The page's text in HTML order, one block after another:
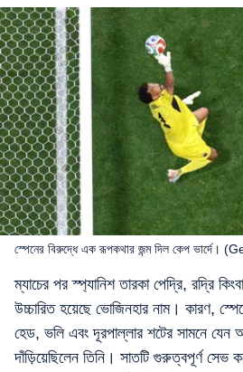
স্পেনের বিরুদ্ধে এক রূপকথার জন্ম দিল কেপ
ম্যাচের পর স্প্যানিশ তারকা পেদ্রি, রদ্রি
উচ্চারিত হয়েছে ভোজিনহার নাম। কারণ,
হেড, ভলি এবং দূরপাল্লার শটের সামনে যেন
দাঁড়িয়েছিলেন তিনি। সাতটি গুরুত্বপূর্ণ সেভ